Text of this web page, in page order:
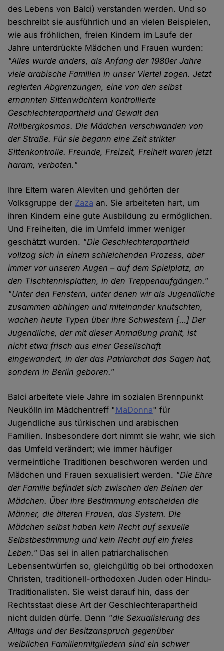
des Lebens von Balci) verstanden werden. Und so
beschreibt sie ausführlich und an vielen Beispielen,
wie aus fröhlichen, freien Kindern im Laufe der
Jahre unterdrückte Mädchen und Frauen wurden:
"Alles wurde anders, als Anfang der 1980er Jahre
viele arabische Familien in unser Viertel zogen. Jetzt
regierten Abgrenzungen, eine von den selbst
ernannten Sittenwächtern kontrollierte
Geschlechterapartheid und Gewalt den
Rollbergkosmos. Die Mädchen verschwanden von
der Straße. Für sie begann eine Zeit strikter
Sittenkontrolle. Freunde, Freizeit, Freiheit waren jetzt
haram, verboten."
Ihre Eltern waren Aleviten und gehörten der
Volksgruppe der Zaza an. Sie arbeiteten hart, um
ihren Kindern eine gute Ausbildung zu ermöglichen.
Und Freiheiten, die im Umfeld immer weniger
geschätzt wurden. "Die Geschlechterapartheid
vollzog sich in einem schleichenden Prozess, aber
immer vor unseren Augen – auf dem Spielplatz, an
den Tischtennisplatten, in den Treppenaufgängen."
"Unter den Fenstern, unter denen wir als Jugendliche
zusammen abhingen und miteinander knutschten,
wachen heute Typen über ihre Schwestern […] Der
Jugendliche, der mit dieser Anmaßung prahlt, ist
nicht etwa frisch aus einer Gesellschaft
eingewandert, in der das Patriarchat das Sagen hat,
sondern in Berlin geboren."
Balci arbeitete viele Jahre im sozialen Brennpunkt
Neukölln im Mädchentreff "MaDonna" für
Jugendliche aus türkischen und arabischen
Familien. Insbesondere dort nimmt sie wahr, wie sich
das Umfeld verändert; wie immer häufiger
vermeintliche Traditionen beschworen werden und
Mädchen und Frauen sexualisiert werden. "Die Ehre
der Familie befindet sich zwischen den Beinen der
Mädchen. Über ihre Bestimmung entscheiden die
Männer, die älteren Frauen, das System. Die
Mädchen selbst haben kein Recht auf sexuelle
Selbstbestimmung und kein Recht auf ein freies
Leben." Das sei in allen patriarchalischen
Lebensentwürfen so, gleichgültig ob bei orthodoxen
Christen, traditionell-orthodoxen Juden oder Hindu-
Traditionalisten. Sie weist darauf hin, dass der
Rechtsstaat diese Art der Geschlechterapartheid
nicht dulden dürfe. Denn "die Sexualisierung des
Alltags und der Besitzanspruch gegenüber
weiblichen Familienmitgliedern sind ein schwer